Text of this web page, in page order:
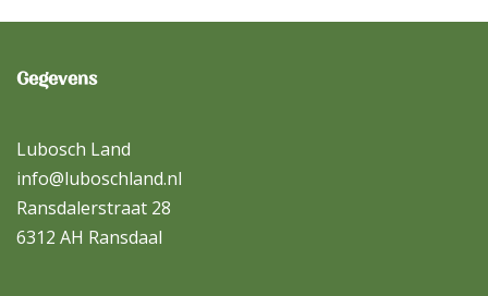
Gegevens
Lubosch Land
info@luboschland.nl
Ransdalerstraat 28
6312 AH Ransdaal